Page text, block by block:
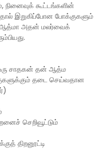
நினைவுக் கூட்டங்களின்
இறுகிப்போன போக்குகளும்
ஆத்மா அதன் மலர்வைக்
ஒரு சாதகன் தன் ஆத்ம
தடை செய்வதான
செறிவூட்டும்
திறனூட்டி